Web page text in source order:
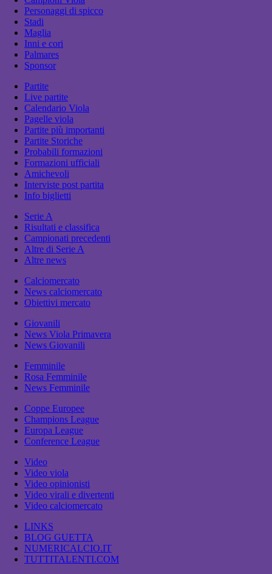
Personaggi di spicco
Stadi
Maglia
Inni e cori
Palmares
Sponsor
Partite
Live partite
Calendario Viola
Pagelle viola
Partite più importanti
Partite Storiche
Probabili formazioni
Formazioni ufficiali
Amichevoli
Interviste post partita
Info biglietti
Serie A
Risultati e classifica
Campionati precedenti
Altre di Serie A
Altre news
Calciomercato
News calciomercato
Obiettivi mercato
Giovanili
News Viola Primavera
News Giovanili
Femminile
Rosa Femminile
News Femminile
Coppe Europee
Champions League
Europa League
Conference League
Video
Video viola
Video opinionisti
Video virali e divertenti
Video calciomercato
LINKS
BLOG GUETTA
NUMERICALCIO.IT
TUTTITALENTI.COM